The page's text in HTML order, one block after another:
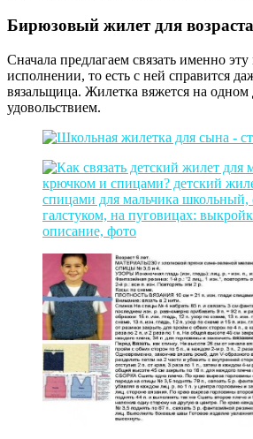
Бирюзовый жилет для
Сначала предлагаем связать именно
исполнении, то есть с ней справится
вязальщица. Жилетка вяжется на
удовольствием.